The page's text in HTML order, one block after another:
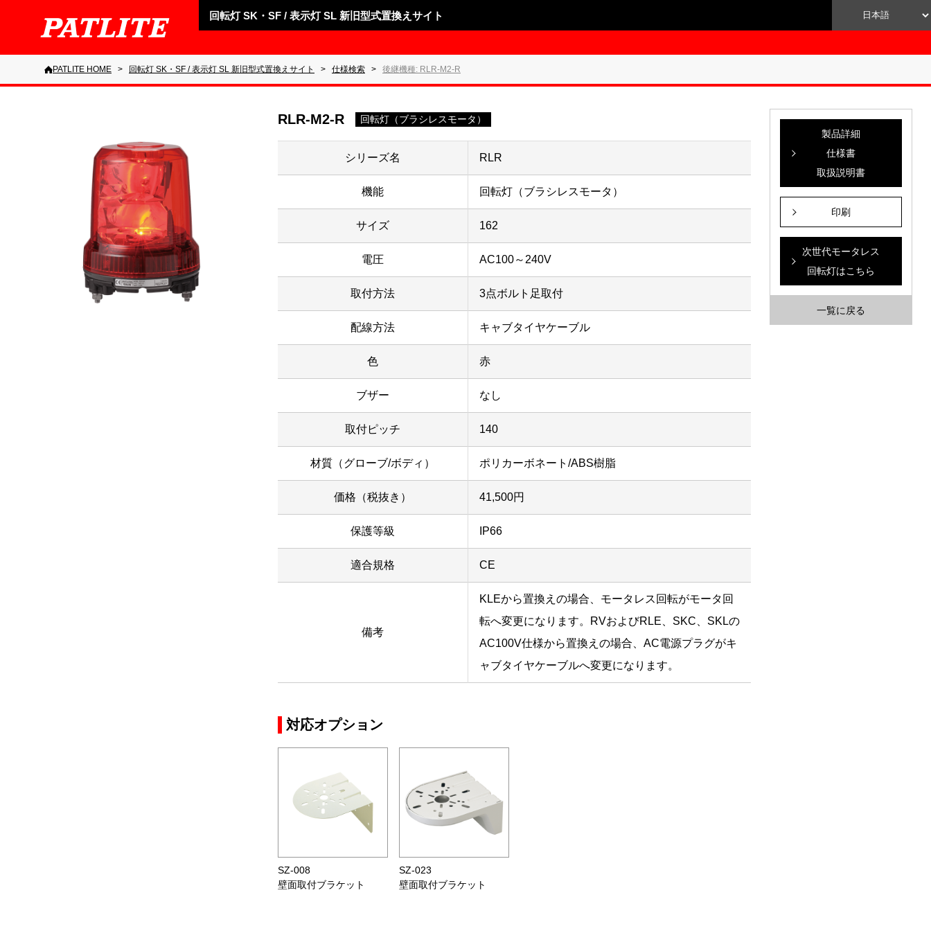
回転灯 SK・SF / 表示灯 SL 新旧型式置換えサイト
PATLITE HOME 回転灯 SK・SF / 表示灯 SL 新旧型式置換えサイト 仕様検索 後継機種: RLR-M2-R
RLR-M2-R 回転灯（ブラシレスモータ）
シリーズ名 RLR
機能 回転灯（ブラシレスモータ）
サイズ 162
電圧 AC100～240V
取付方法 3点ボルト足取付
配線方法 キャブタイヤケーブル
色 赤
ブザー なし
取付ピッチ 140
材質（グローブ/ボディ） ポリカーボネート/ABS樹脂
価格（税抜き） 41,500円
保護等級 IP66
適合規格 CE
備考
KLEから置換えの場合、モータレス回転がモータ回
転へ変更になります。RVおよびRLE、SKC、SKLの
AC100V仕様から置換えの場合、AC電源プラグがキ
ャブタイヤケーブルへ変更になります。
対応オプション
SZ-008
壁面取付ブラケット
SZ-023
壁面取付ブラケット
製品詳細
仕様書
取扱説明書
印刷
次世代モータレス
回転灯はこちら
一覧に戻る